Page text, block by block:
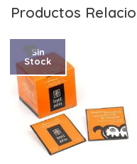
Productos
Sin
Stock